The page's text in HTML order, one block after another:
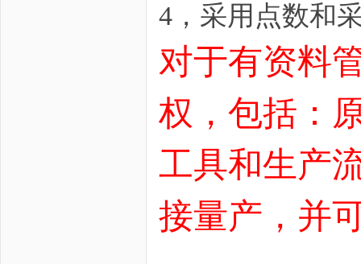
4，采用点数和
对于有资料
权，包括：
工具和生产
接量产，并